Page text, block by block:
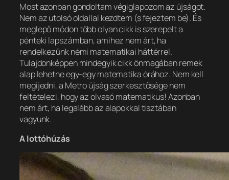
Most azonban gondoltam végiglapozom az újságot.
Nem az utolsó oldallal kezdtem (s fejeztem be). És
meglepő módon több olyan cikk is szerepelt a
pénteki lapszámban, amihez nem árt, ha
rendelkezünk némi matematikai háttérrel.
Tulajdonképpen mindegyik cikk önmagában remek
alap lehetne egy-egy matematika órához. Nem kell
megijedni, a Metro újság szerkesztősége nem
feltételezi, hogy az olvasó matematikus! Azonban
nem árt, ha legalább az alapokkal tisztában
vagyunk.
A lottóhúzás